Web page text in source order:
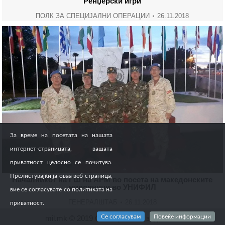
ПОЛК ЗА СПЕЦИЈАЛНИ ОПЕРАЦИИ 26.11.2018
Началникот на ГШ на АРМ во посета на македонските
мировници во УНИФИЛ
mil.mk © 2019 Сите права се задржани
За време на посетата на нашата
интернет-страницата, вашата
приватност целосно се почитува.
Прелистувајќи ја оваа веб-страница,
вие се согласувате со политиката на
приватност.
Се согласувам Повеќе информации